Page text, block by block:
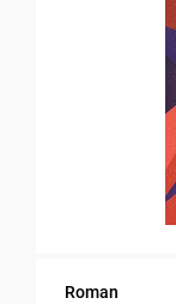
Roman